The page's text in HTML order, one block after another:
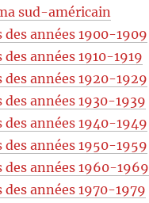
sud-américain
des années 1900-1909
des années 1910-1919
des années 1920-1929
des années 1930-1939
des années 1940-1949
des années 1950-1959
des années 1960-1969
des années 1970-1979